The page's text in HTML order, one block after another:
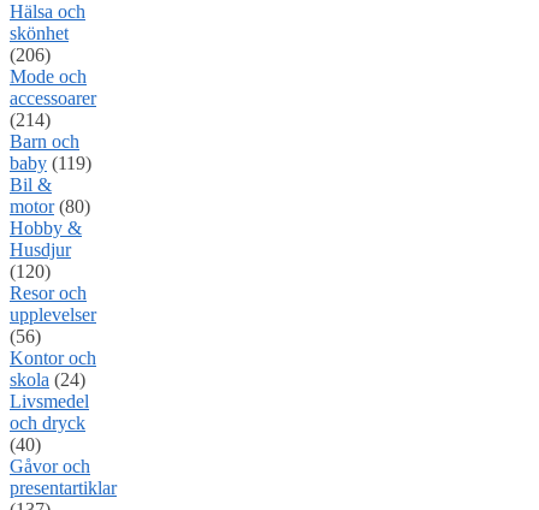
Hälsa och
skönhet
(206)
Mode och
accessoarer
(214)
Barn och
baby (119)
Bil &
motor (80)
Hobby &
Husdjur
(120)
Resor och
upplevelser
(56)
Kontor och
skola (24)
Livsmedel
och dryck
(40)
Gåvor och
presentartiklar